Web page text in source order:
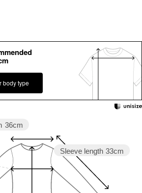
body type
Sleeve length 33cm
36cm